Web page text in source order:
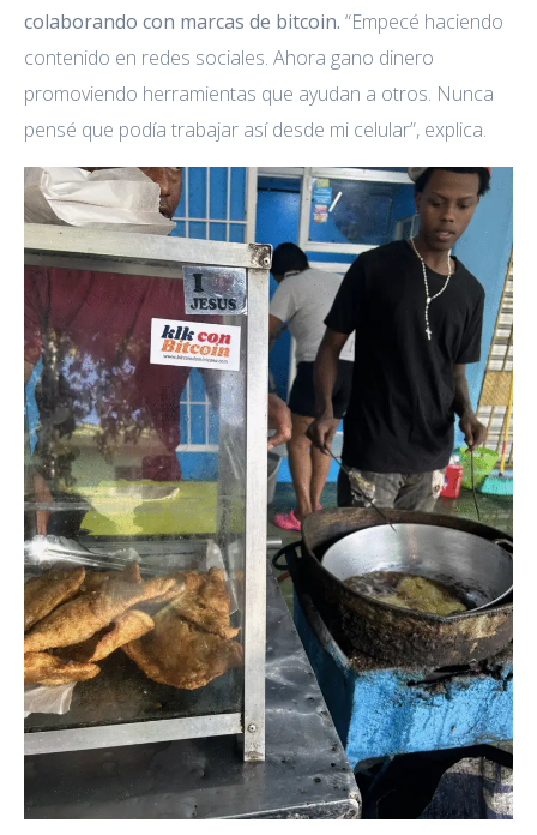
colaborando con marcas de bitcoin. “Empecé haciendo
contenido en redes sociales. Ahora gano dinero
promoviendo herramientas que ayudan a otros. Nunca
pensé que podía trabajar así desde mi celular”, explica.